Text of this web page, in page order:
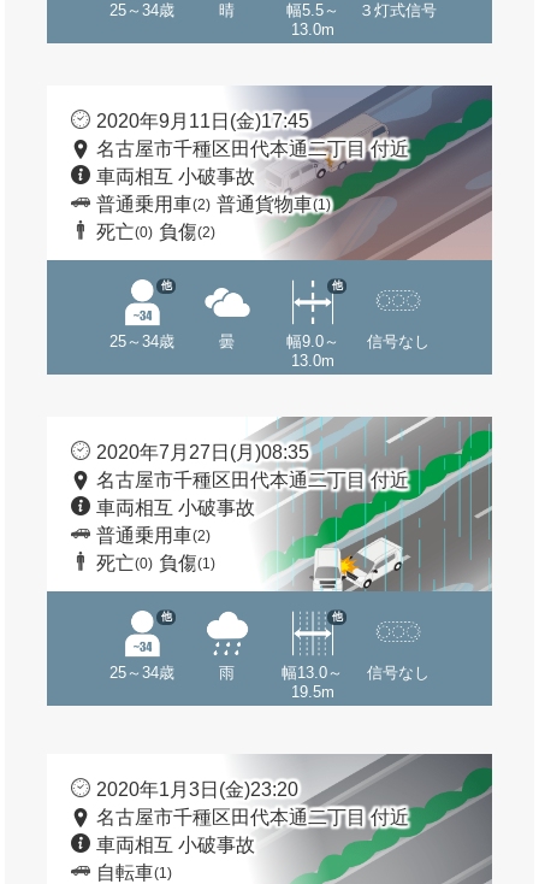
25～34歳 晴
幅5.5～
13.0m
３灯式信号
2020年9月11日(金)17:45
名古屋市千種区田代本通二丁目 付近
車両相互 小破事故
普通乗用車(2) 普通貨物車(1)
死亡(0) 負傷(2)
25～34歳
他
曇
幅9.0～
13.0m
他
信号なし
2020年7月27日(月)08:35
名古屋市千種区田代本通二丁目 付近
車両相互 小破事故
普通乗用車(2)
死亡(0) 負傷(1)
25～34歳
他
雨
幅13.0～
19.5m
他
信号なし
2020年1月3日(金)23:20
名古屋市千種区田代本通二丁目 付近
車両相互 小破事故
自転車(1)